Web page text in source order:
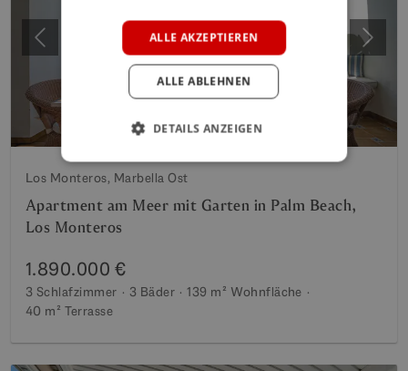
Vorherige
Los Monteros, Marbella Ost
Apartment am Meer mit Garten in Palm Beach,
Los Monteros
1.890.000 €
3 Schlafzimmer 3 Bäder 139 m² Wohnfläche
40 m² Terrasse
POLISH
ALLE AKZEPTIEREN
ALLE ABLEHNEN
DETAILS ANZEIGEN